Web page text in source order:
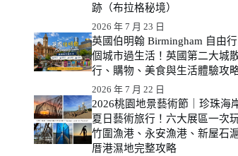
跡（布拉格秘境）
2026 年 7 月 23 日
英國伯明翰 Birmingham 自由
個城市過生活！英國第二大城
行、購物、美食與生活體驗攻
2026 年 7 月 22 日
2026桃園地景藝術節｜珍珠海
夏日藝術旅行！六大展區一次
竹圍漁港、永安漁港、新屋石
厝港濕地完整攻略